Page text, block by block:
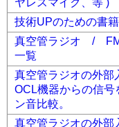
ヤレスマイク、等 )
技術UPのための書籍
真空管ラジオ /
一覧
真空管ラジオの外
OCL機器からの信
ン音比較。
真空管ラジオの外部